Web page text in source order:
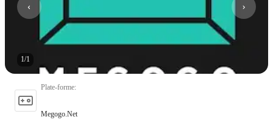
1/1
Plate-forme:
Megogo.Net